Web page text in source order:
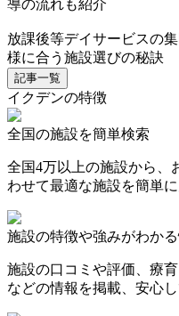
導の流れも紹介
放課後等デイサービスの
様に合う施設選びの秘訣
記事一覧
イクデンの特徴
全国の施設を簡単検索
全国4万以上の施設から、
わせて最適な施設を簡単
施設の特徴や強みがわか
施設の口コミや評価、療
などの情報を掲載、安心